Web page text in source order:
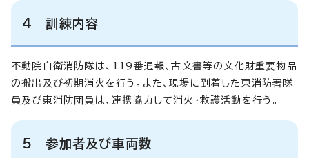
4 訓練内容
不動院自衛消防隊は、119番通報、古文書等の文化財重要物品
の搬出及び初期消火を行う。また、現場に到着した東消防署隊
員及び東消防団員は、連携協力して消火・救護活動を行う。
5 参加者及び車両数